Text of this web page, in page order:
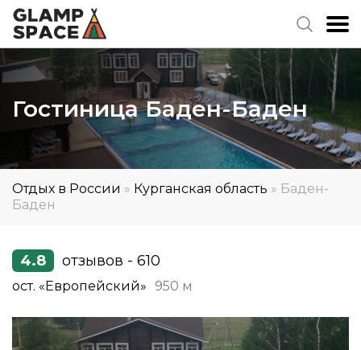
Гостиница Баден-Баден
Отдых в России » Курганская область » Баден-
Баден
4.8 отзывов - 610
ост. «Европейский» 950 м